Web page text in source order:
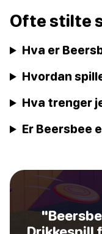
Ofte stilte
Hva er
Hvordan
Hva trenger
Er Beersbee